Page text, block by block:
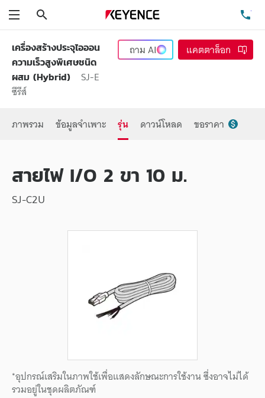
เครื่องสร้างประจุไอออน
ความเร็วสูงพิเศษชนิด
ผสม (Hybrid)
SJ-E
ซีรีส์
ถามAI แคตตาล็อก
ภาพรวม ข้อมูลจำเพาะ รุ่น ดาวน์โหลด ขอราคา
สายไฟ I/O 2 ขา 10 ม.
SJ-C2U
*อุปกรณ์เสริมในภาพใช้เพื่อแสดงลักษณะการใช้งาน ซึ่งอาจไม่ได้
รวมอยู่ในชุดผลิตภัณฑ์